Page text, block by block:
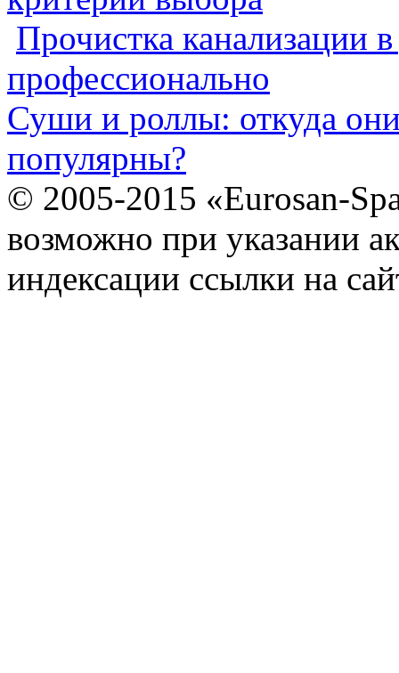
Прочистка канализации
профессионально
Суши и роллы: откуда
популярны?
© 2005-2015 «Eurosan-
возможно при указании
индексации ссылки на